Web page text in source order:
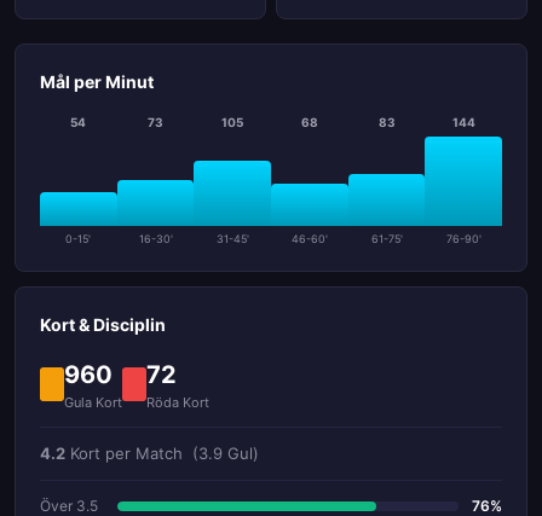
Mål per Minut
54
0-15'
73
16-30'
105
31-45'
68
46-60'
83
61-75'
144
76-90'
Kort & Disciplin
960
Gula Kort
72
Röda Kort
4.2 Kort per Match (3.9 Gul)
Över 3.5
76%